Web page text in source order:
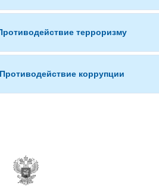
терроризму
Противодействие коррупции